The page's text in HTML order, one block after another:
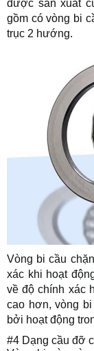
được sản xuất
gồm có vòng bi
trục 2 hướng.
Vòng bi cầu
xác khi hoạt
về độ chính xác
cao hơn, vòng
bởi hoạt động
#4 Dạng cầu đỡ